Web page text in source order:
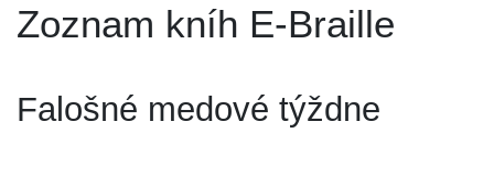
Zoznam kníh E-Braille
Falošné medové týždne